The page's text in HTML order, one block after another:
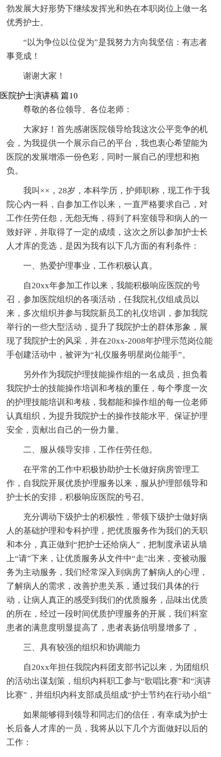
勃发展大好形势下继续发挥光和热在本职岗位上做一名
优秀护士。
“以为争位以位促为”是我努力方向我坚信：有志者
事竟成！
谢谢大家！
医院护士演讲稿 篇10
尊敬的各位领导、各位老师：
大家好！首先感谢医院领导给我这次公平竞争的机
会，为我提供一个展示自己的平台，我也衷心希望能为
医院的发展增添一份色彩，同时一展自己的理想和抱
负。
我叫××，28岁，本科学历，护师职称，现工作于我
院心内一科，自参加工作以来，一直严格要求自己，对
工作任劳任怨，无怨无悔，得到了科室领导和病人的一
致好评，并取得了一定的成绩，这次之所以参加护士长
人才库的竞选，是因为我有以下几方面的有利条件：
一、热爱护理事业，工作积极认真。
自20xx年参加工作以来，我能积极响应医院的号
召，参加医院组织的各项活动，任我院礼仪组成员以
来，多次组织并参与我院新员工的礼仪培训，参加我院
举行的一些大型活动，提升了我院护士的群体形象，展
现了我院护士的风采，并在20xx-2008年护理示范岗位能
手创建活动中，被评为“礼仪服务明星岗位能手”。
另外作为我院护理技能操作组的一名成员，担负着
我院护士的技能操作培训和考核的重任，每个季度一次
的护理技能培训和考核，我都能和操作组的每一位老师
认真组织，为提升我院护士的操作技能水平、保证护理
安全，贡献出自己的一份力量。
二、服从领导安排，工作任劳任怨。
在平常的工作中积极协助护士长做好病房管理工
作，自我院开展优质护理服务以来，服从护理部领导和
护士长的安排，积极响应医院的号召。
充分调动下级护士的积极性，带领下级护士做好病
人的基础护理和专科护理，把优质服务作为我们的天职
和本分，真正做到“把护士还给病人”，把制度承诺从墙
上“请”下来，让优质服务从文件中“走”出来，变被动服
务为主动服务，我们经常深入到病房了解病人的心理，
了解病人的需求，改善护患关系，通过我们具体的行
动，让病人真正的感受到我们的优质服务，品味出优质
的所在，经过一段时间优质护理服务的开展，我们科室
患者的满意度明显提高了，患者表扬信明显增多了，
三、具有较强的组织和协调能力
自20xx年担任我院内科团支部书记以来，为团组织
的活动出谋划策，组织内科职工参与“歌唱比赛”和“演讲
比赛”，并组织内科支部成员组成“护士节约在行动小组”
如果能够得到领导和同志们的信任，有幸成为护士
长后备人才库的一员，我将从以下几个方面做好以后的
工作：